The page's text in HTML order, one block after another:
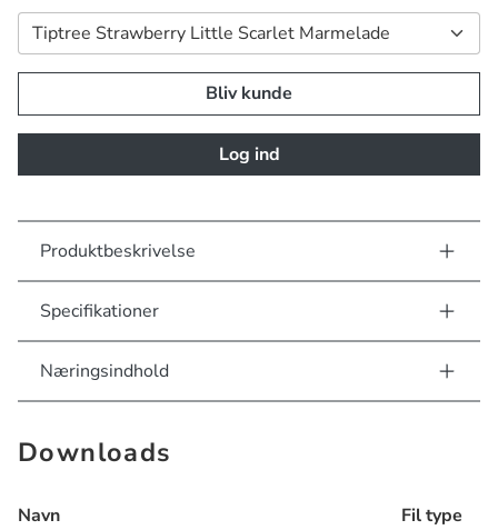
Bliv kunde
Log ind
Produktbeskrivelse
Specifikationer
Næringsindhold
Downloads
Navn Fil type